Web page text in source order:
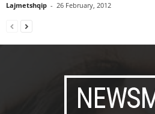
Lajmetshqip - 26 February, 2012